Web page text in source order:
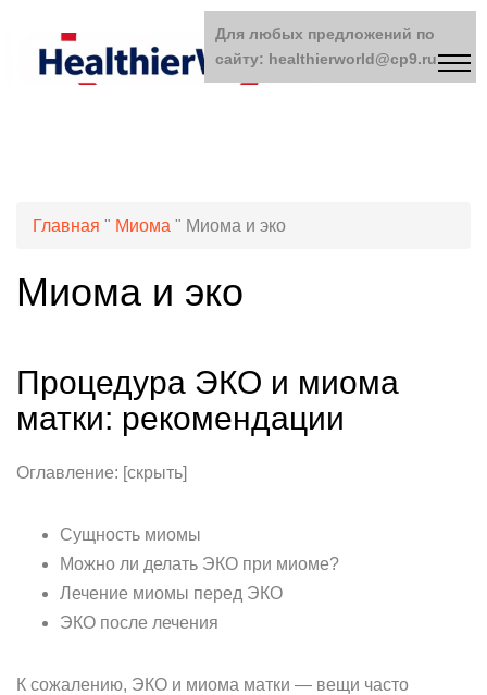
Главная " Миома " Миома и эко
Миома и эко
Процедура ЭКО и миома
матки: рекомендации
Оглавление: [скрыть]
Сущность миомы
Можно ли делать ЭКО при миоме?
Лечение миомы перед ЭКО
ЭКО после лечения
К сожалению, ЭКО и миома матки — вещи часто
Для любых предложений по
сайту: healthierworld@cp9.ru